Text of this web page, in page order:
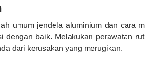
umum jendela aluminium dan cara
dengan baik. Melakukan perawatan
dari kerusakan yang merugikan.